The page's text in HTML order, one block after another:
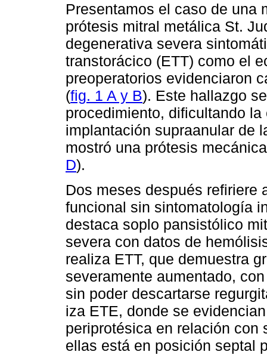
Presentamos el caso de una
prótesis mitral metálica St.
degenerativa severa
transtorácico (ETT) como el
preoperatorios evidenciaron
(fig. 1 A y B). Este hallazgo
procedimiento, dificultando
implantación supraanular de
mostró una prótesis
D).
Dos meses después refiriere
funcional sin sintomatología
destaca soplo pansistólico
severa con datos de
realiza ETT, que demuestra
severamente aumentado,
sin poder descartarse
iza ETE, donde se
periprotésica en relación con
ellas está en posición septal